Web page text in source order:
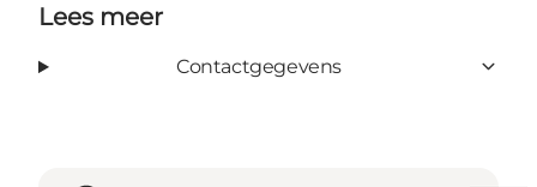
Lees meer
Contactgegevens